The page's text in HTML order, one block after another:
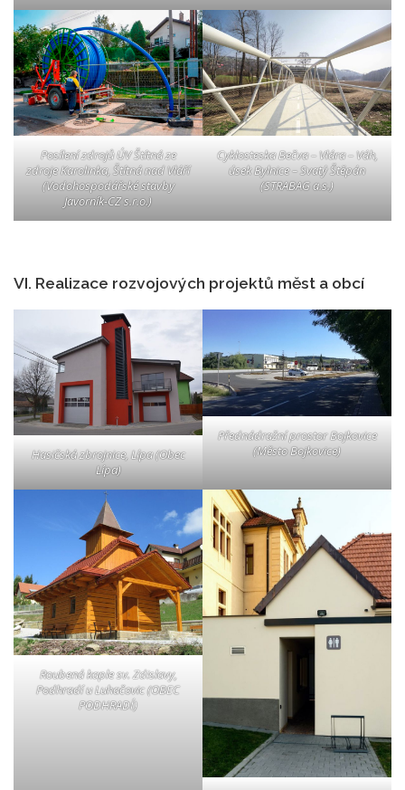
Posílení zdrojů ÚV Štítná ze
zdroje Karolinka, Štítná nad Vláří
(Vodohospodářské stavby
Javorník-CZ s.r.o.)
Cyklosteska Bečva – Vlára – Váh,
úsek Bylnice – Svatý Štěpán
(STRABAG a.s.)
VI. Realizace rozvojových projektů měst a obcí
Hasičská zbrojnice, Lípa (Obec
Lípa)
Přednádražní prostor Bojkovice
(Město Bojkovice)
Roubená kaple sv. Zdislavy,
Podhradí u Luhačovic (OBEC
PODHRADÍ)